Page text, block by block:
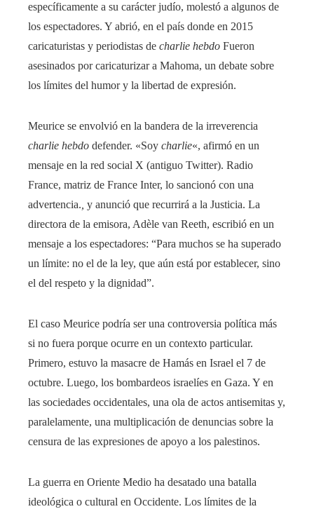
específicamente a su carácter judío, molestó a algunos de
los espectadores. Y abrió, en el país donde en 2015
caricaturistas y periodistas de charlie hebdo Fueron
asesinados por caricaturizar a Mahoma, un debate sobre
los límites del humor y la libertad de expresión.
Meurice se envolvió en la bandera de la irreverencia
charlie hebdo defender. «Soy charlie«, afirmó en un
mensaje en la red social X (antiguo Twitter). Radio
France, matriz de France Inter, lo sancionó con una
advertencia. y anunció que recurrirá a la Justicia. La
directora de la emisora, Adèle van Reeth, escribió en un
mensaje a los espectadores: “Para muchos se ha superado
un límite: no el de la ley, que aún está por establecer, sino
el del respeto y la dignidad”.
El caso Meurice podría ser una controversia política más
si no fuera porque ocurre en un contexto particular.
Primero, estuvo la masacre de Hamás en Israel el 7 de
octubre. Luego, los bombardeos israelíes en Gaza. Y en
las sociedades occidentales, una ola de actos antisemitas y,
paralelamente, una multiplicación de denuncias sobre la
censura de las expresiones de apoyo a los palestinos.
La guerra en Oriente Medio ha desatado una batalla
ideológica o cultural en Occidente. Los límites de la